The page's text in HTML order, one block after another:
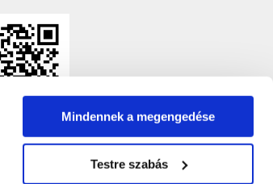
Mindennek a megengedése
Testre szabás